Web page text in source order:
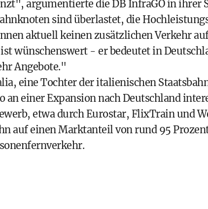
argumentierte die DB InfraGO in ihrer
sind überlastet, die
aktuell keinen zusätzlichen Verkehr
wünschenswert - er bedeutet in
Angebote."
eine Tochter der italienischen
an einer Expansion nach Deutschland
etwa durch Eurostar, FlixTrain und
auf einen Marktanteil von rund 95